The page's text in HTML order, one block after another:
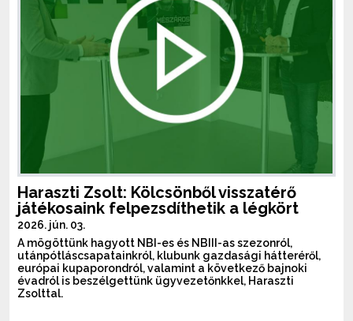
Haraszti Zsolt: Kölcsönből visszatérő
játékosaink felpezsdíthetik a légkört
2026. jún. 03.
A mögöttünk hagyott NBI-es és NBIII-as szezonról,
utánpótláscsapatainkról, klubunk gazdasági hátteréről,
európai kupaporondról, valamint a következő bajnoki
évadról is beszélgettünk ügyvezetőnkkel, Haraszti
Zsolttal.